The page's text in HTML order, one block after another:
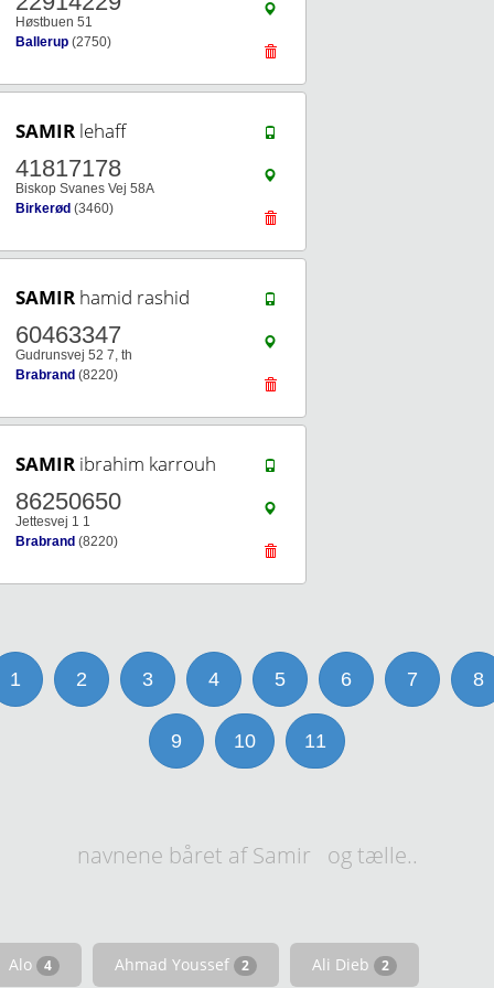
Høstbuen 51
Ballerup (2750)
SAMIR lehaff
41817178
Biskop Svanes Vej 58A
Birkerød (3460)
SAMIR hamid rashid
60463347
Gudrunsvej 52 7, th
Brabrand (8220)
SAMIR ibrahim karrouh
86250650
Jettesvej 1 1
Brabrand (8220)
1 2 3 4 5 6 7 8
9 10 11
navnene båret af Samir og tælle..
Alo 4 Ahmad Youssef 2 Ali Dieb 2